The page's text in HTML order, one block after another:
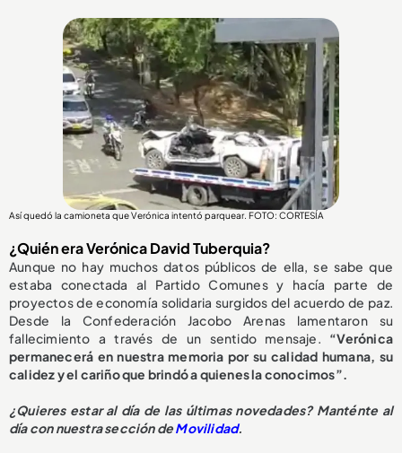
Así quedó la camioneta que Verónica intentó parquear. FOTO: CORTESÍA
¿Quién era Verónica David Tuberquia?
Aunque no hay muchos datos públicos de ella, se sabe que
estaba conectada al Partido Comunes y hacía parte de
proyectos de economía solidaria surgidos del acuerdo de paz.
Desde la Confederación Jacobo Arenas lamentaron su
fallecimiento a través de un sentido mensaje. “Verónica
permanecerá en nuestra memoria por su calidad humana, su
calidez y el cariño que brindó a quienes la conocimos”.
¿Quieres estar al día de las últimas novedades? Manténte al
día con nuestra sección deMovilidad.